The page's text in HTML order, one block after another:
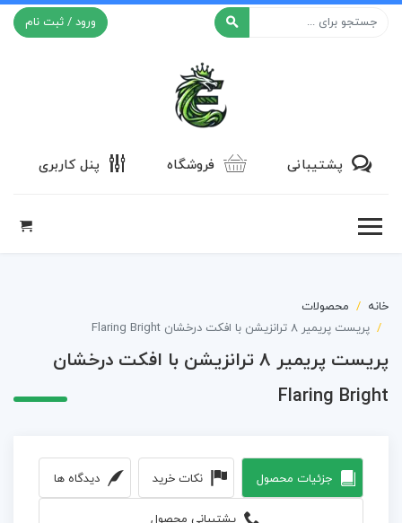
ورود / ثبت نام
پشتیبانی فروشگاه پنل کاربری
خانه
محصولات
پریست پریمیر 8 ترانزیشن با افکت درخشان Flaring Bright
پریست پریمیر 8 ترانزیشن با افکت درخشان
Flaring Bright
جزئیات محصول نکات خرید دیدگاه ها
پشتیبانی محصول